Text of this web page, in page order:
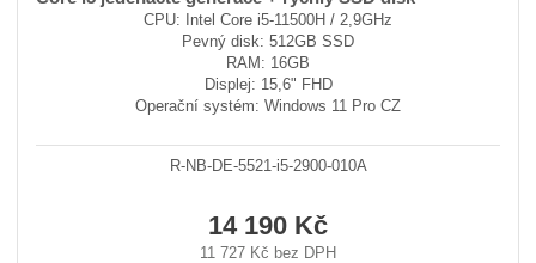
CPU: Intel Core i5-11500H / 2,9GHz
Pevný disk: 512GB SSD
RAM: 16GB
Displej: 15,6" FHD
Operační systém: Windows 11 Pro CZ
R-NB-DE-5521-i5-2900-010A
14 190 Kč
11 727 Kč bez DPH